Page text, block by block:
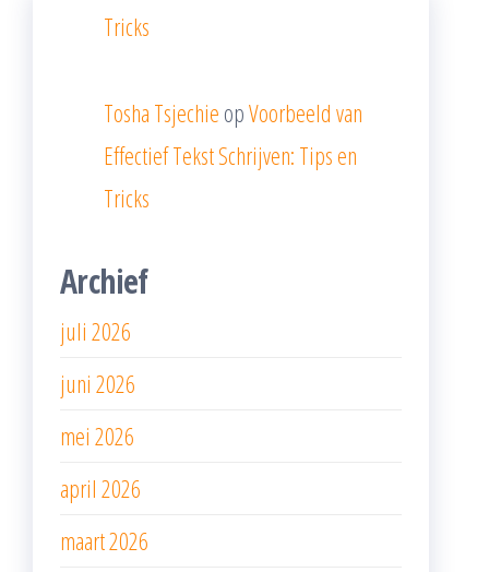
Tricks
Tosha Tsjechie opVoorbeeld van
Effectief Tekst Schrijven: Tips en
Tricks
Archief
juli 2026
juni 2026
mei 2026
april 2026
maart 2026